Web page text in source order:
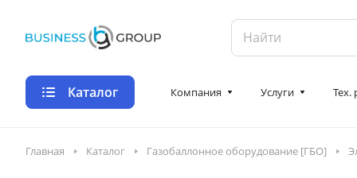
Каталог Компания Услуги Тех.
Главная Каталог Газобаллонное оборудование [ГБО]